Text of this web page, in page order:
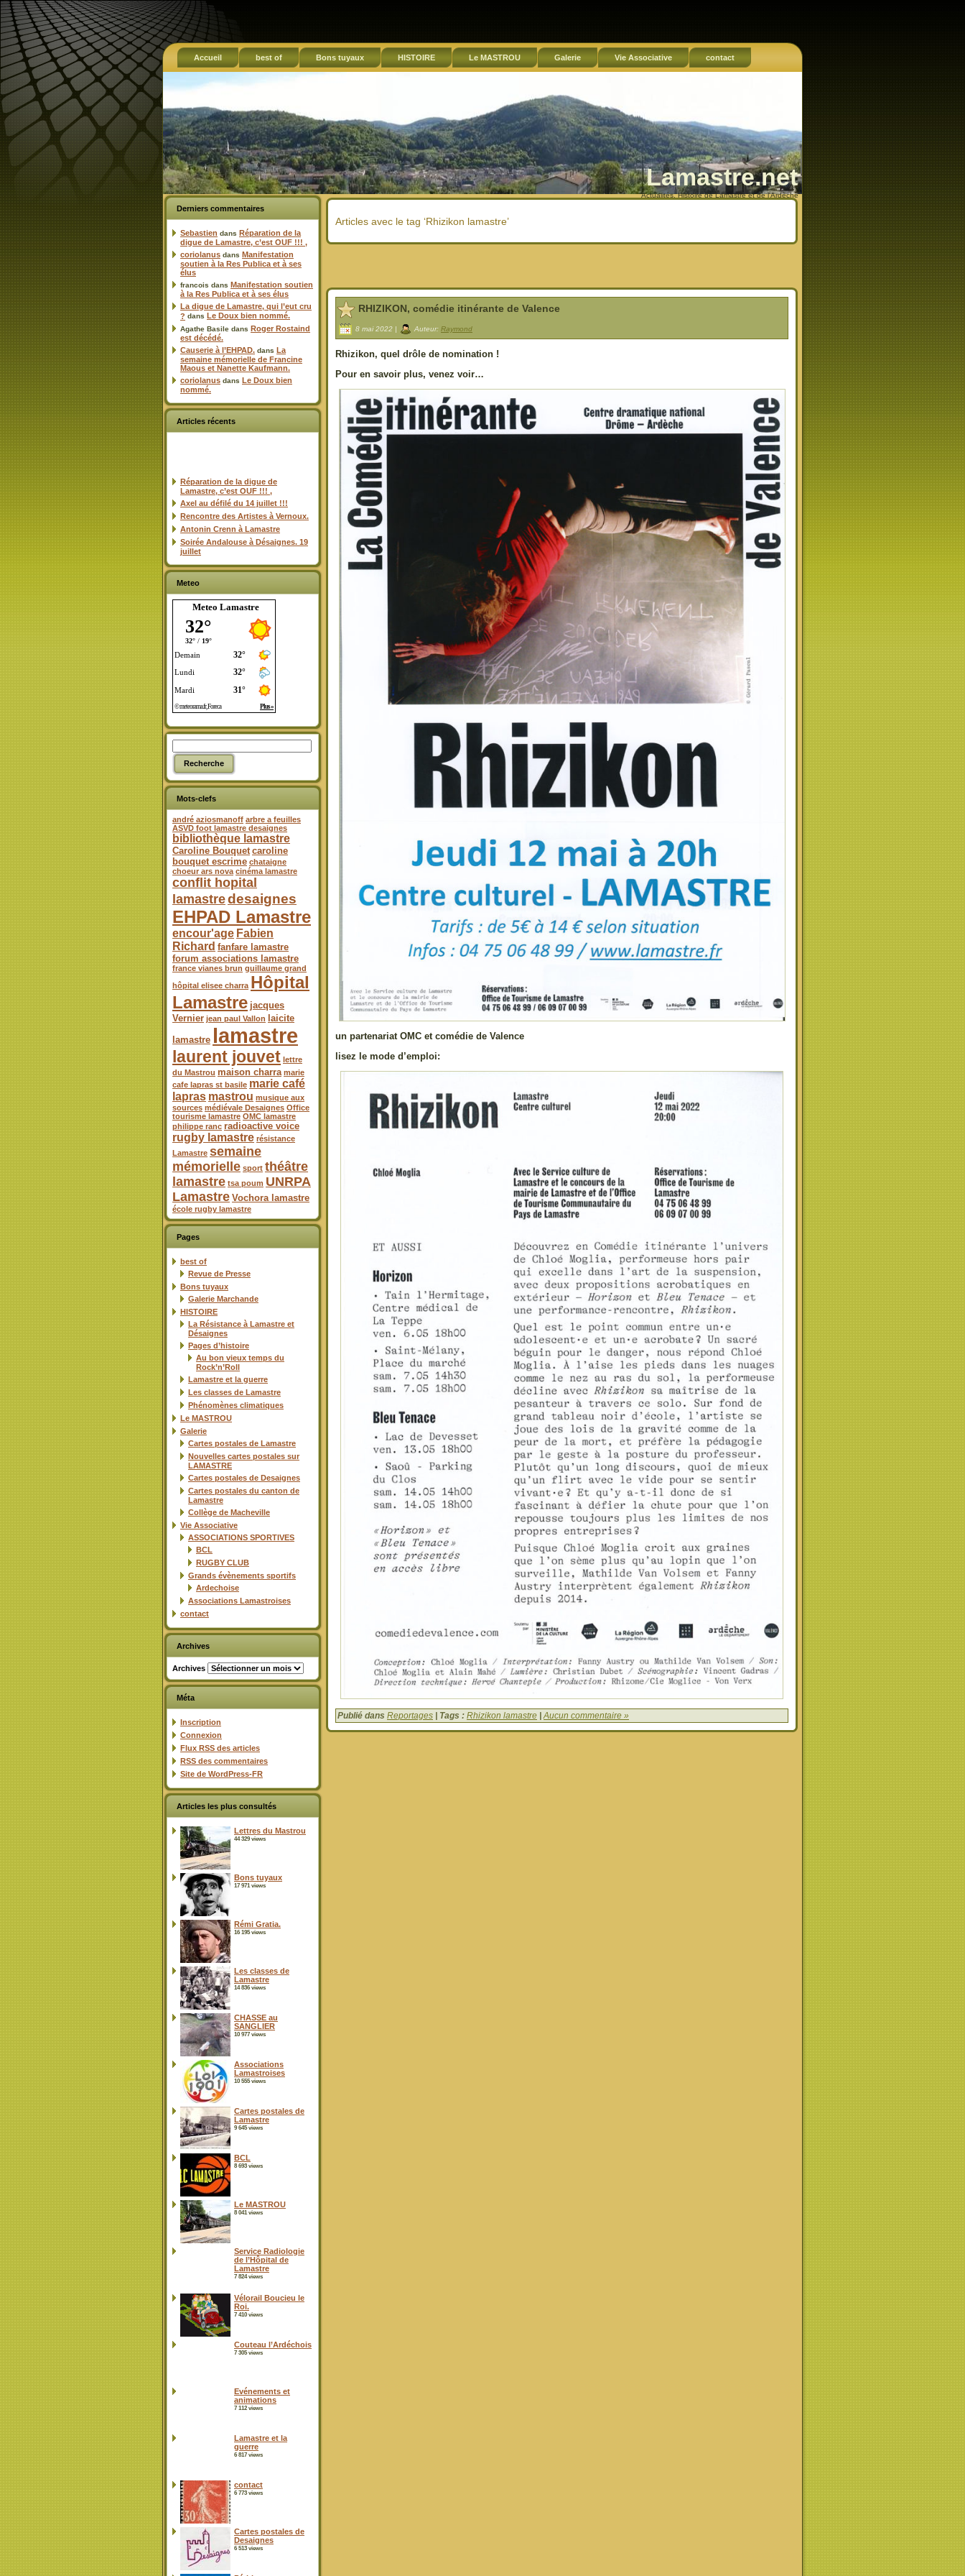
Accueil best of Bons tuyaux HISTOIRE Le MASTROU Galerie Vie Associative contact
Lamastre.net
Actualités, Histoire de Lamastre et de l'Ardèche
Derniers commentaires
Sebastien dans Réparation de la
digue de Lamastre, c’est OUF !!! ,
coriolanus dans Manifestation
soutien à la Res Publica et à ses
élus
francois dans Manifestation soutien
à la Res Publica et à ses élus
La digue de Lamastre, qui l’eut cru
? dans Le Doux bien nommé.
Agathe Basile dans Roger Rostaind
est décédé.
Causerie à l’EHPAD. dans La
semaine mémorielle de Francine
Maous et Nanette Kaufmann.
coriolanus dans Le Doux bien
nommé.
Articles récents
Réparation de la digue de
Lamastre, c’est OUF !!! ,
Axel au défilé du 14 juillet !!!
Rencontre des Artistes à Vernoux.
Antonin Crenn à Lamastre
Soirée Andalouse à Désaignes. 19
juillet
Meteo
Meteo Lamastre
Mots-clefs
andré aziosmanoff arbre a feuilles
ASVD foot lamastre desaignes
bibliothèque lamastre
Caroline Bouquet caroline
bouquet escrime chataigne
choeur ars nova cinéma lamastre
conflit hopital
lamastredesaignes
EHPAD Lamastre
encour'age Fabien
Richard fanfare lamastre
forum associations lamastre
france vianes brun guillaume grand
hôpital elisee charra Hôpital
Lamastre jacques
Vernier jean paul Vallon
laicite
lamastre lamastre
laurent jouvet lettre
du Mastrou maison charra marie
cafe lapras st basile marie café
lapras mastrou musique aux
sources médiévale Desaignes Office
tourisme lamastre OMC lamastre
philippe ranc radioactive voice
rugby lamastre résistance
Lamastre semaine
mémorielle sport théâtre
lamastre tsa poum UNRPA
Lamastre Vochora lamastre
école rugby lamastre
Pages
best of
Revue de Presse
Bons tuyaux
Galerie Marchande
HISTOIRE
La Résistance à Lamastre et
Désaignes
Pages d’histoire
Au bon vieux temps du
Rock’n’Roll
Lamastre et la guerre
Les classes de Lamastre
Phénomènes climatiques
Le MASTROU
Galerie
Cartes postales de Lamastre
Nouvelles cartes postales sur
LAMASTRE
Cartes postales de Desaignes
Cartes postales du canton de
Lamastre
Collège de Macheville
Vie Associative
ASSOCIATIONS SPORTIVES
BCL
RUGBY CLUB
Grands évènements sportifs
Ardechoise
Associations Lamastroises
contact
Archives
Archives
Méta
Inscription
Connexion
Flux RSS des articles
RSS des commentaires
Site de WordPress-FR
Articles les plus consultés
Lettres du Mastrou
44 329 views
Bons tuyaux
17 971 views
Rémi Gratia.
16 195 views
Les classes de
Lamastre
14 836 views
CHASSE au
SANGLIER
10 977 views
Associations
Lamastroises
10 555 views
Cartes postales de
Lamastre
9 645 views
BCL
8 693 views
Le MASTROU
8 041 views
Service Radiologie
de l’Hôpital de
Lamastre
7 824 views
Vélorail Boucieu le
Roi.
7 410 views
Couteau l’Ardéchois
7 305 views
Evénements et
animations
7 112 views
Lamastre et la
guerre
6 817 views
contact
6 773 views
Cartes postales de
Desaignes
6 513 views
Articles avec le tag ‘Rhizikon lamastre’
RHIZIKON, comédie itinérante de Valence
8 mai 2022 | Auteur: Raymond
Rhizikon, quel drôle de nomination !
Pour en savoir plus, venez voir…
un partenariat OMC et comédie de Valence
lisez le mode d’emploi:
Publié dans Reportages | Tags : Rhizikon lamastre |Aucun commentaire »